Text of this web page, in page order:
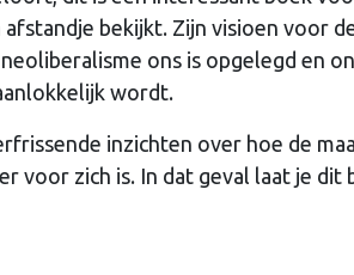
bekijkt. Zijn visioen voor
ons is opgelegd en
wordt.
inzichten over hoe de
voor zich is. In dat geval laat je